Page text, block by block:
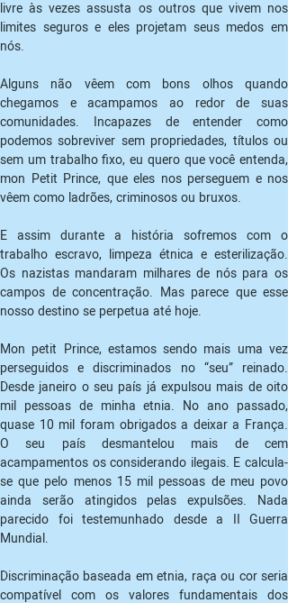
livre às vezes assusta os outros que vivem nos
limites seguros e eles projetam seus medos em
nós.
Alguns não vêem com bons olhos quando
chegamos e acampamos ao redor de suas
comunidades. Incapazes de entender como
podemos sobreviver sem propriedades, títulos ou
sem um trabalho fixo, eu quero que você entenda,
mon Petit Prince, que eles nos perseguem e nos
vêem como ladrões, criminosos ou bruxos.
E assim durante a história sofremos com o
trabalho escravo, limpeza étnica e esterilização.
Os nazistas mandaram milhares de nós para os
campos de concentração. Mas parece que esse
nosso destino se perpetua até hoje.
Mon petit Prince, estamos sendo mais uma vez
perseguidos e discriminados no “seu” reinado.
Desde janeiro o seu país já expulsou mais de oito
mil pessoas de minha etnia. No ano passado,
quase 10 mil foram obrigados a deixar a França.
O seu país desmantelou mais de cem
acampamentos os considerando ilegais. E calcula-
se que pelo menos 15 mil pessoas de meu povo
ainda serão atingidos pelas expulsões. Nada
parecido foi testemunhado desde a II Guerra
Mundial.
Discriminação baseada em etnia, raça ou cor seria
compatível com os valores fundamentais dos